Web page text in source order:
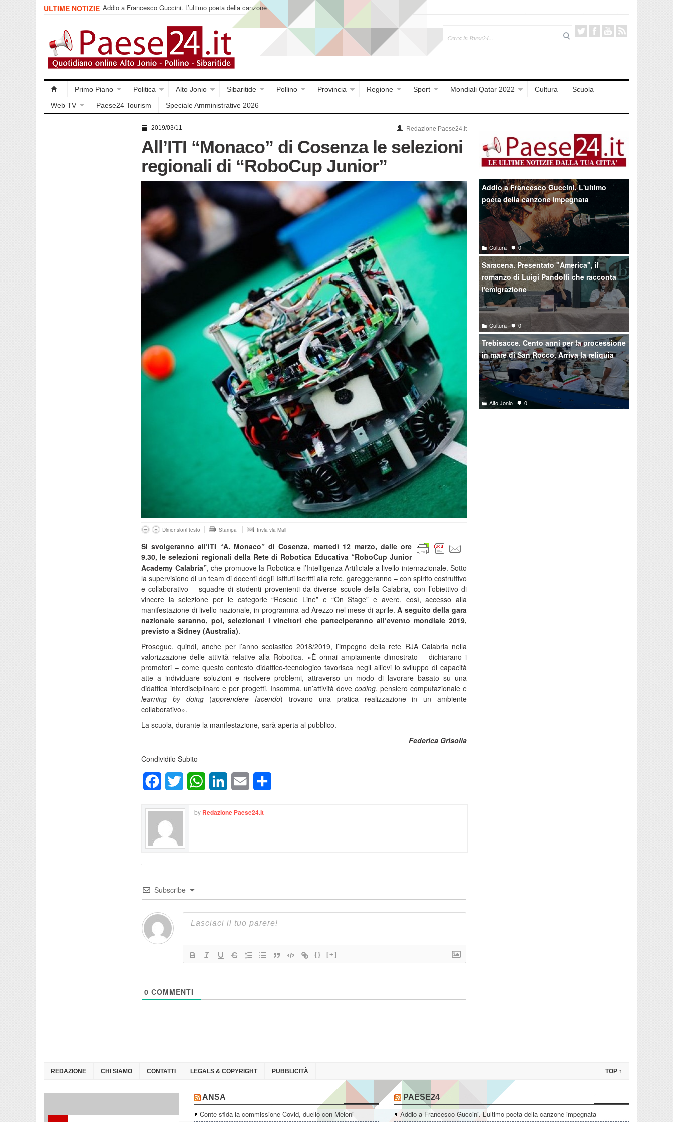
ULTIME NOTIZIE Addio a Francesco Guccini. L’ultimo poeta della canzone
impegnata
Primo Piano Politica Alto Jonio Sibaritide Pollino Provincia Regione Sport Mondiali Qatar 2022 Cultura
Scuola
Web TV
Paese24 Tourism Speciale Amministrative 2026
2019/03/11 Redazione Paese24.it
All’ITI “Monaco” di Cosenza le selezioni
regionali di “RoboCup Junior”
Dimensioni testo Stampa Invia via Mail
Si svolgeranno all’ITI “A. Monaco” di Cosenza, martedì 12 marzo, dalle ore
9.30, le selezioni regionali della Rete di Robotica Educativa “RoboCup Junior
Academy Calabria”, che promuove la Robotica e l’Intelligenza Artificiale a livello internazionale. Sotto
la supervisione di un team di docenti degli Istituti iscritti alla rete, gareggeranno – con spirito costruttivo
e collaborativo – squadre di studenti provenienti da diverse scuole della Calabria, con l’obiettivo di
vincere la selezione per le categorie “Rescue Line” e “On Stage” e avere, così, accesso alla
manifestazione di livello nazionale, in programma ad Arezzo nel mese di aprile.A seguito della gara
nazionale saranno, poi, selezionati i vincitori che parteciperanno all’evento mondiale 2019,
previsto a Sidney (Australia).
Prosegue, quindi, anche per l’anno scolastico 2018/2019, l’impegno della rete RJA Calabria nella
valorizzazione delle attività relative alla Robotica. «È ormai ampiamente dimostrato – dichiarano i
promotori – come questo contesto didattico-tecnologico favorisca negli allievi lo sviluppo di capacità
atte a individuare soluzioni e risolvere problemi, attraverso un modo di lavorare basato su una
didattica interdisciplinare e per progetti. Insomma, un’attività dovecoding, pensiero computazionale e
learning by doing(apprendere facendo) trovano una pratica realizzazione in un ambiente
collaborativo».
La scuola, durante la manifestazione, sarà aperta al pubblico.
Federica Grisolia
Condividilo Subito
FacebookTwitter WhatsAppLinkedInEmail
by Redazione Paese24.it
Subscribe
{} [+]
0 COMMENTI
Addio a Francesco Guccini. L'ultimo
poeta della canzone impegnata
Cultura 0
Saracena. Presentato "America", il
romanzo di Luigi Pandolfi che racconta
l'emigrazione
Cultura 0
Trebisacce. Cento anni per la processione
in mare di San Rocco. Arriva la reliquia
Alto Jonio 0
REDAZIONE CHI SIAMO CONTATTI LEGALS & COPYRIGHT PUBBLICITÀ TOP ↑
ANSA
Conte sfida la commissione Covid, duello con Meloni
PAESE24
Addio a Francesco Guccini. L’ultimo poeta della canzone impegnata